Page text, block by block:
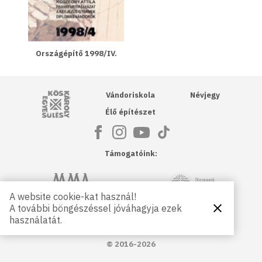
Országépítő 1998/IV.
Kós Károly Egyesülés
Vándoriskola
Élő építészet
Névjegy
Támogatóink:
Magyar Művészeti Akadémia NKA
Petőfi Kulturális Ügynökség
© 2016-2026
A website cookie-kat használ!
A további böngészéssel jóváhagyja ezek
használatát.
Bezárás